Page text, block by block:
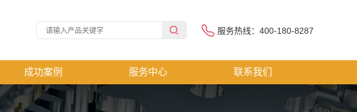
服务热线：400-180-8287
成功案例 服务中心 联系我们